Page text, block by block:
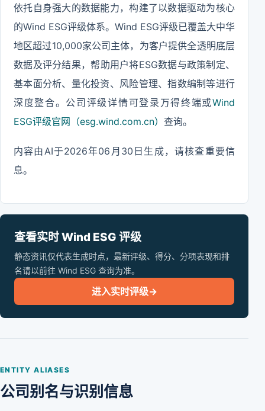
依托自身强大的数据能力，构建了以数据驱动为核心
的Wind ESG评级体系。Wind ESG评级已覆盖大中华
地区超过10,000家公司主体，为客户提供全透明底层
数据及评分结果，帮助用户将ESG数据与政策制定、
基本面分析、量化投资、风险管理、指数编制等进行
深度整合。公司评级详情可登录万得终端或Wind
ESG评级官网（esg.wind.com.cn） 查询。
内容由AI于2026年06月30日生成，请核查重要信
息。
查看实时 Wind ESG 评级
静态资讯仅代表生成时点，最新评级、得分、分项表现和排
名请以前往 Wind ESG 查询为准。
进入实时评级→
ENTITY ALIASES
公司别名与识别信息